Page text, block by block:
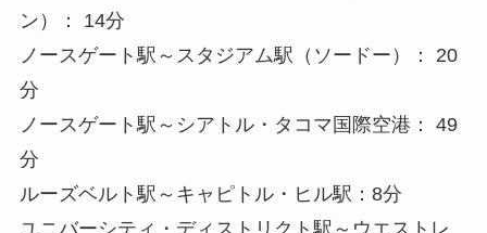
ン）： 14分
ノースゲート駅～スタジアム駅（ソードー）： 20
分
ノースゲート駅～シアトル・タコマ国際空港： 49
分
ルーズベルト駅～キャピトル・ヒル駅：8分